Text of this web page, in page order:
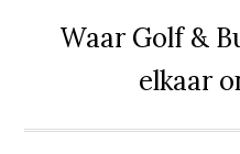
Waar Golf &
elkaar